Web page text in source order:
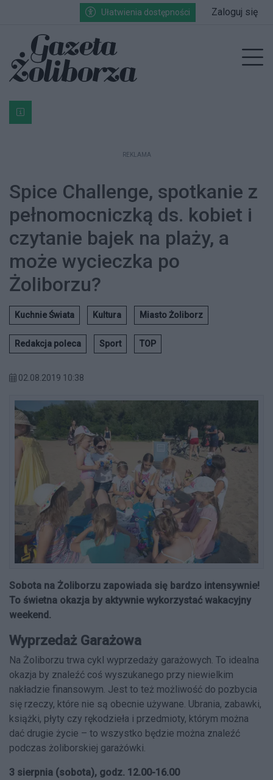
Przejdź do głównych treści
Przejdź do wyszukiwarki
Przejdź do głównego menuUłatwienia dostępności Zaloguj się
Bardzo ważna informacja dla podatników posiadających
REKLAMA
Spice Challenge, spotkanie z
pełnomocniczką ds. kobiet i
czytanie bajek na plaży, a
może wycieczka po
Żoliborzu?
Kuchnie Świata Kultura Miasto Żoliborz
Redakcja poleca Sport TOP
02.08.2019 10:38
Sobota na Żoliborzu zapowiada się bardzo intensywnie!
To świetna okazja by aktywnie wykorzystać wakacyjny
weekend.
Wyprzedaż Garażowa
Na Żoliborzu trwa cykl wyprzedaży garażowych. To idealna
okazja by znaleźć coś wyszukanego przy niewielkim
nakładzie finansowym. Jest to też możliwość do pozbycia
się rzeczy, które nie są obecnie używane. Ubrania, zabawki,
książki, płyty czy rękodzieła i przedmioty, którym można
dać drugie życie – to wszystko będzie można znaleźć
podczas żoliborskiej garażówki.
3 sierpnia (sobota), godz. 12.00-16.00